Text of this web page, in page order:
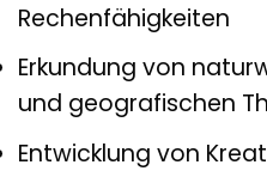
Rechenfähigkeiten
Erkundung von
und geografischen
Entwicklung von